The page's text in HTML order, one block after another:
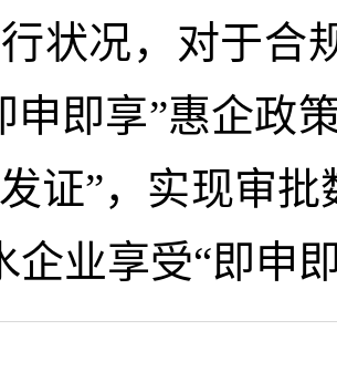
状况，对于合
申即享”惠企政
证”，实现审
企业享受“即申